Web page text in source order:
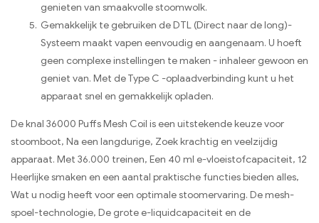
genieten van smaakvolle stoomwolk.
Gemakkelijk te gebruiken de DTL (Direct naar de long)-
Systeem maakt vapen eenvoudig en aangenaam. U hoeft
geen complexe instellingen te maken - inhaleer gewoon en
geniet van. Met de Type C -oplaadverbinding kunt u het
apparaat snel en gemakkelijk opladen.
De knal 36000 Puffs Mesh Coil is een uitstekende keuze voor
stoomboot, Na een langdurige, Zoek krachtig en veelzijdig
apparaat. Met 36.000 treinen, Een 40 ml e-vloeistofcapaciteit, 12
Heerlijke smaken en een aantal praktische functies bieden alles,
Wat u nodig heeft voor een optimale stoomervaring. De mesh-
spoel-technologie, De grote e-liquidcapaciteit en de